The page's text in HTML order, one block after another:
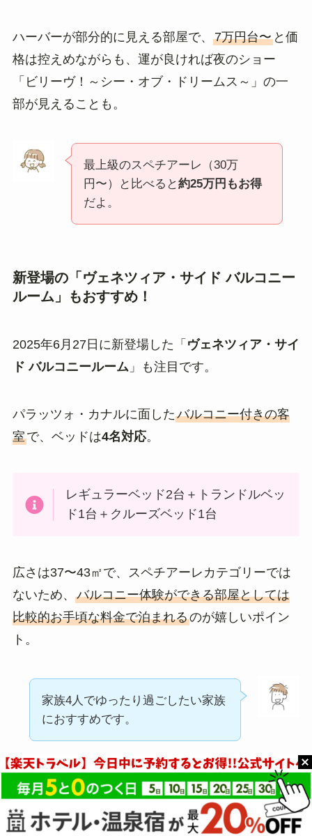
ハーバーが部分的に見える部屋で、 7万円台〜と価
格は控えめながらも、運が良ければ夜のショー
「ビリーヴ！～シー・オブ・ドリームス～」の一
部が見えることも。
最上級のスペチアーレ（30万
円〜）と比べると約25万円もお得
だよ。
新登場の「ヴェネツィア・サイド バルコニー
ルーム」もおすすめ！
2025年6月27日に新登場した「 ヴェネツィア・サイ
ド バルコニールーム」も注目です。
パラッツォ・カナルに面したバルコニー付きの客
室で、ベッドは4名対応。
レギュラーベッド2台＋トランドルベッ
ド1台＋クルーズベッド1台
広さは37〜43㎡で、スペチアーレカテゴリーでは
ないため、 バルコニー体験ができる部屋としては
比較的お手頃な料金で泊まれるのが嬉しいポイン
ト。
家族4人でゆったり過ごしたい家族
におすすめです。
子連れファミリー向けの選び方として、お子様が
小さいうちは「景色＞広さ」より「広さ＞景色」
を優先するのが現実的。